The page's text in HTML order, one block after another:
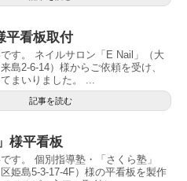
平看板取付
す。 ネイルサロン「E Nail」（大
島2-6-14）様からご依頼を受け、
まいりました。 ...
記事を読む
様平看板
す。 個別指導塾・「さくら塾」
区姫島5-3-17-4F）様の平看板を製作